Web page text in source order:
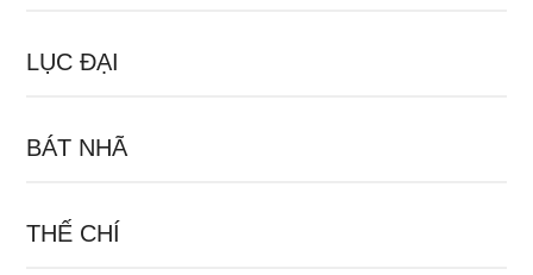
LỤC ĐẠI
BÁT NHÃ
THẾ CHÍ